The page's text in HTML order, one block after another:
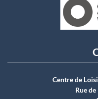
Centre de
Rue